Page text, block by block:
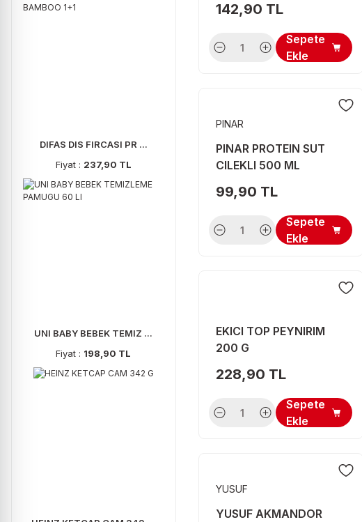
TUKAŞ (3)
CITIR (2)
KAR (2)
KARADENİZ (2)
DIFAS DIS FIRCASI PR ...
Fiyat : 237,90 TL
UNI BABY BEBEK TEMIZ ...
Fiyat : 198,90 TL
142,90 TL
Sepete
Ekle
PINAR
PINAR PROTEIN SUT
CILEKLI 500 ML
99,90 TL
Sepete
Ekle
EKICI TOP PEYNIRIM
200 G
228,90 TL
Sepete
Ekle
YUSUF
YUSUF AKMANDOR